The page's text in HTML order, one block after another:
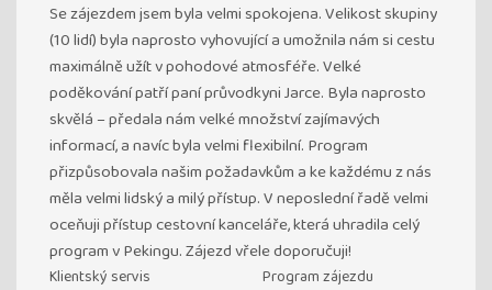
Se zájezdem jsem byla velmi spokojena. Velikost skupiny
(10 lidí) byla naprosto vyhovující a umožnila nám si cestu
maximálně užít v pohodové atmosféře. Velké
poděkování patří paní průvodkyni Jarce. Byla naprosto
skvělá – předala nám velké množství zajímavých
informací, a navíc byla velmi flexibilní. Program
přizpůsobovala našim požadavkům a ke každému z nás
měla velmi lidský a milý přístup. V neposlední řadě velmi
oceňuji přístup cestovní kanceláře, která uhradila celý
program v Pekingu. Zájezd vřele doporučuji!
Klientský servis Program zájezdu